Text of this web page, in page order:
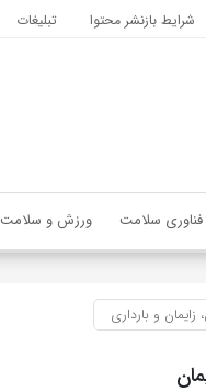
شرایط بازنشر محتوا تبلیغات
فناوری سلامت ورزش و سلامت
زایمان و بارداری